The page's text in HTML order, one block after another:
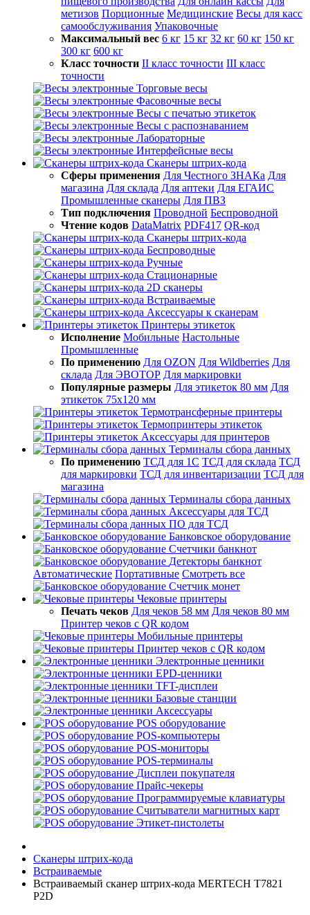
метизов Порционные Медицинские Весы для касс
самообслуживания Упаковочные
Максимальный вес 6 кг 15 кг 32 кг 60 кг 150 кг
300 кг 600 кг
Класс точности II класс точности III класс
точности
Торговые весы
Фасовочные весы
Весы с печатью этикеток
Весы с распознаванием
Лабораторные
Интерфейсные весы
Сканеры штрих-кода
Сферы применения Для Честного ЗНАКа Для
магазина Для склада Для аптеки Для ЕГАИС
Промышленные сканеры Для ПВЗ
Тип подключения Проводной Беспроводной
Чтение кодов DataMatrix PDF417 QR-код
Сканеры штрих-кода
Беспроводные
Ручные
Стационарные
2D сканеры
Встраиваемые
Аксессуары к сканерам
Принтеры этикеток
Исполнение Мобильные Настольные
Промышленные
По применению Для OZON Для Wildberries Для
склада Для ЭВОТОР Для маркировки
Популярные размеры Для этикеток 80 мм Для
этикеток 75х120 мм
Термотрансферные принтеры
Термопринтеры этикеток
Аксессуары для принтеров
Терминалы сбора данных
По применению ТСД для 1С ТСД для склада ТСД
для маркировки ТСД для инвентаризации ТСД для
магазина
Терминалы сбора данных
Аксессуары для ТСД
ПО для ТСД
Банковское оборудование
Счетчики банкнот
Детекторы банкнот
Автоматические Портативные Смотреть все
Счетчик монет
Чековые принтеры
Печать чеков Для чеков 58 мм Для чеков 80 мм
Принтер чеков с QR кодом
Мобильные принтеры
Принтер чеков с QR кодом
Электронные ценники
EPD-ценники
TFT-дисплеи
Базовые станции
Аксессуары
POS оборудование
POS-компьютеры
POS-мониторы
POS-терминалы
Дисплеи покупателя
Прайс-чекеры
Программируемые клавиатуры
Считыватели магнитных карт
Этикет-пистолеты
Сканеры штрих-кода
Встраиваемые
Встраиваемый сканер штрих-кода MERTECH T7821
P2D